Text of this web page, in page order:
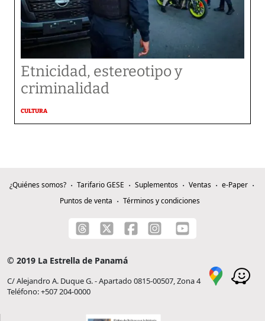
Etnicidad, estereotipo y
criminalidad
CULTURA
¿Quiénes somos? Tarifario GESE Suplementos Ventas
e-Paper
Puntos de venta
Términos y condiciones
© 2019 La Estrella de Panamá
C/ Alejandro A. Duque G. - Apartado 0815-00507, Zona 4
Teléfono: +507 204-0000